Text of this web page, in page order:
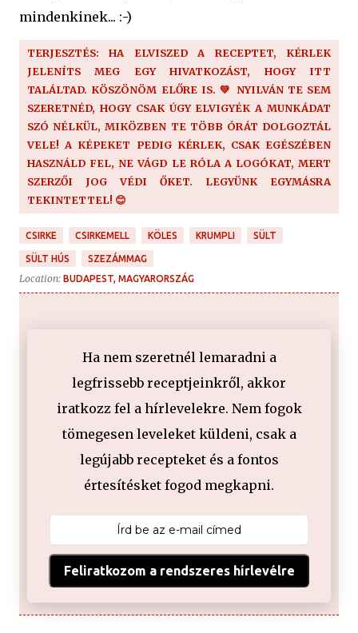
mindenkinek... :-)
TERJESZTÉS: HA ELVISZED A RECEPTET, KÉRLEK
JELENÍTS MEG EGY HIVATKOZÁST, HOGY ITT
TALÁLTAD. KÖSZÖNÖM ELŐRE IS. 💚 NYILVÁN TE SEM
SZERETNÉD, HOGY CSAK ÚGY ELVIGYÉK A MUNKÁDAT
SZÓ NÉLKÜL, MIKÖZBEN TE TÖBB ÓRÁT DOLGOZTÁL
VELE! A KÉPEKET PEDIG KÉRLEK, CSAK EGÉSZÉBEN
HASZNÁLD FEL, NE VÁGD LE RÓLA A LOGÓKAT, MERT
SZERZŐI JOG VÉDI ŐKET. LEGYÜNK EGYMÁSRA
TEKINTETTEL! 😊
CSIRKE CSIRKEMELL KÖLES KRUMPLI SÜLT
SÜLT HÚS SZEZÁMMAG
Location: BUDAPEST, MAGYARORSZÁG
Ha nem szeretnél lemaradni a
legfrissebb receptjeinkről, akkor
iratkozz fel a hírlevelekre. Nem fogok
tömegesen leveleket küldeni, csak a
legújabb recepteket és a fontos
értesítésket fogod megkapni.
Feliratkozom a rendszeres hírlevélre